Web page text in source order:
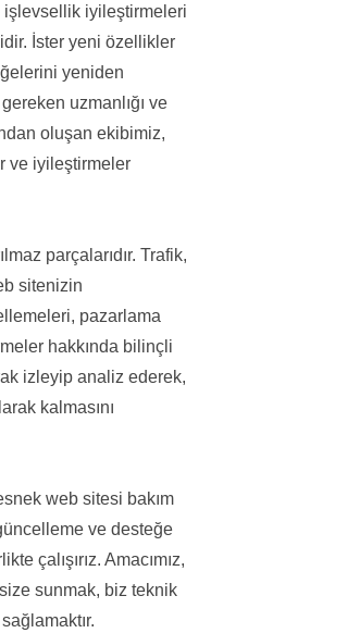
işlevsellik iyileştirmeleri
İster yeni özellikler
yeniden
uzmanlığı ve
oluşan ekibimiz,
ve iyileştirmeler
parçalarıdır. Trafik,
sitenizin
pazarlama
hakkında bilinçli
izleyip analiz ederek,
kalmasını
web sitesi bakım
ve desteğe
çalışırız. Amacımız,
sunmak, biz teknik